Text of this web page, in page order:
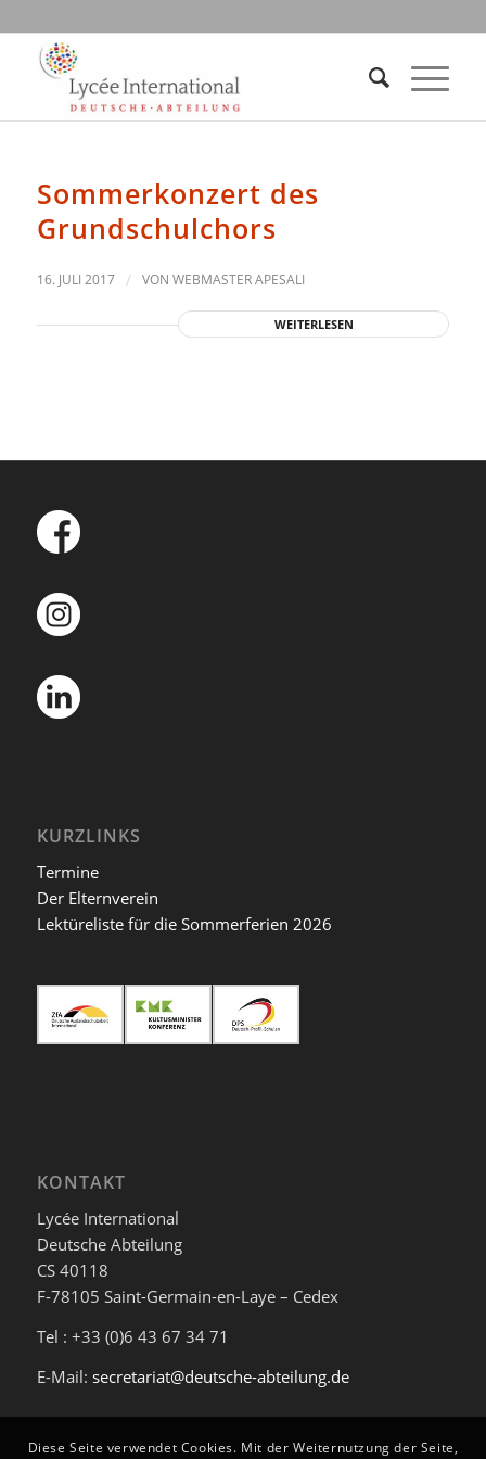
Sommerkonzert des
Grundschulchors
16. JULI 2017 / VON WEBMASTER APESALI
WEITERLESEN
KURZLINKS
Termine
Der Elternverein
Lektüreliste für die Sommerferien 2026
KONTAKT
Lycée International
Deutsche Abteilung
CS 40118
F-78105 Saint-Germain-en-Laye – Cedex
Tel : +33 (0)6 43 67 34 71
E-Mail: secretariat@deutsche-abteilung.de
Diese Seite verwendet Cookies. Mit der Weiternutzung der Seite,